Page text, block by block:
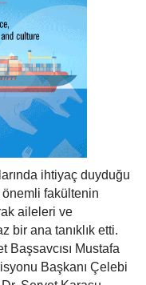
ihtiyaç duyduğu
önemli fakültenin
aileleri ve
bir ana tanıklık etti.
Mustafa
Başkanı Çelebi